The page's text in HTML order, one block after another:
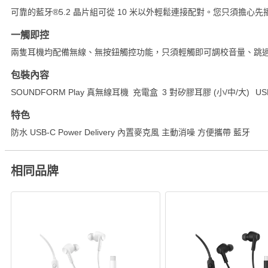
可靠的藍牙®5.2 晶片組可從 10 米以外輕鬆連接配對。您只須擔心先
一觸即控
兩隻耳機均配備無線、無按鈕觸控功能，只須輕觸即可調校音量、
包裝內容
SOUNDFORM Play 真無線耳機 充電盒 3 對矽膠耳膠 (小/中/大)
特色
防水 USB-C Power Delivery 內置麥克風 主動消噪 方便攜帶 藍牙
相同品牌